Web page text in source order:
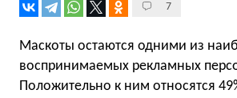
7
Маскоты остаются одними из
воспринимаемых рекламных
Положительно к ним относятся